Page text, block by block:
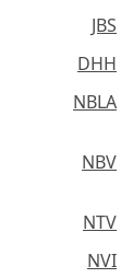
JBS
DHH
NBLA
NBV
NTV
NVI